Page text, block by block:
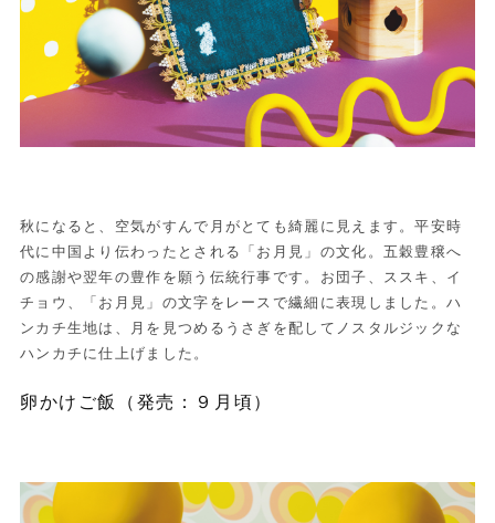
秋になると、空気がすんで月がとても綺麗に見えます。平安時
代に中国より伝わったとされる「お月見」の文化。五穀豊穣へ
の感謝や翌年の豊作を願う伝統行事です。お団子、ススキ、イ
チョウ、「お月見」の文字をレースで繊細に表現しました。ハ
ンカチ生地は、月を見つめるうさぎを配してノスタルジックな
ハンカチに仕上げました。
卵かけご飯（発売：９月頃）